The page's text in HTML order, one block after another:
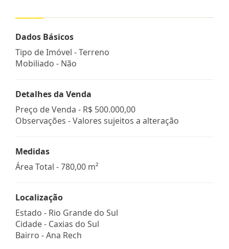
Dados Básicos
Tipo de Imóvel - Terreno
Mobiliado - Não
Detalhes da Venda
Preço de Venda - R$ 500.000,00
Observações - Valores sujeitos a alteração
Medidas
Área Total - 780,00 m²
Localização
Estado - Rio Grande do Sul
Cidade - Caxias do Sul
Bairro -Ana Rech